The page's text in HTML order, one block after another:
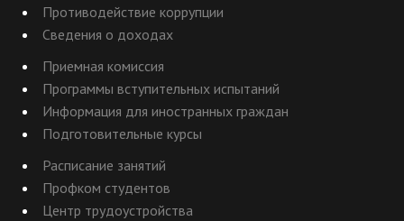
Противодействие коррупции
Сведения о доходах
Приемная комиссия
Программы вступительных испытаний
Информация для иностранных граждан
Подготовительные курсы
Расписание занятий
Профком студентов
Центр трудоустройства